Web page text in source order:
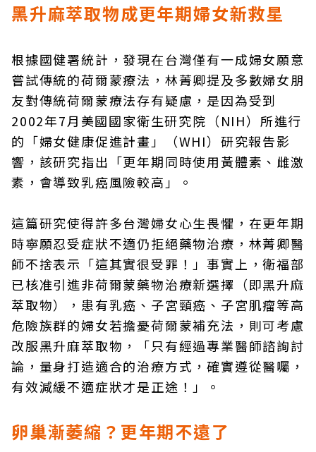
黑升麻萃取物成更年期婦女新救星
根據國健署統計，發現在台灣僅有一成婦女願意
嘗試傳統的荷爾蒙療法，林菁卿提及多數婦女朋
友對傳統荷爾蒙療法存有疑慮，是因為受到
2002年7月美國國家衛生研究院（NIH）所進行
的「婦女健康促進計畫」（WHI）研究報告影
響，該研究指出「更年期同時使用黃體素、雌激
素，會導致乳癌風險較高」。
這篇研究使得許多台灣婦女心生畏懼，在更年期
時寧願忍受症狀不適仍拒絕藥物治療，林菁卿醫
師不捨表示「這其實很受罪！」事實上，衛福部
已核准引進非荷爾蒙藥物治療新選擇（即黑升麻
萃取物），患有乳癌、子宮頸癌、子宮肌瘤等高
危險族群的婦女若擔憂荷爾蒙補充法，則可考慮
改服黑升麻萃取物，「只有經過專業醫師諮詢討
論，量身打造適合的治療方式，確實遵從醫囑，
有效減緩不適症狀才是正途！」。
卵巢漸萎縮？更年期不遠了